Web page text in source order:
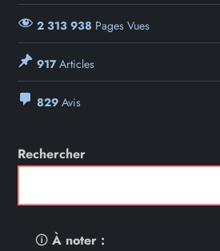
2 313 938 Pages Vues
917Articles
829 Avis
Rechercher
🛈À noter :